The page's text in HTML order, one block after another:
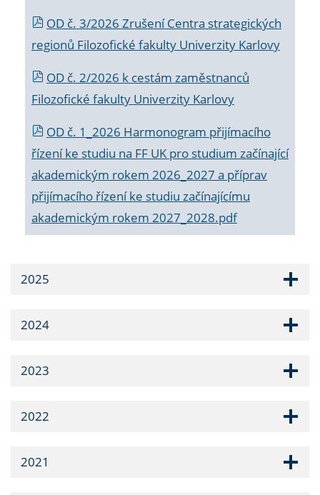
OD č. 3/2026 Zrušení Centra strategických
regionů Filozofické fakulty Univerzity Karlovy
OD č. 2/2026 k cestám zaměstnanců
Filozofické fakulty Univerzity Karlovy
OD č. 1_2026 Harmonogram přijímacího
řízení ke studiu na FF UK pro studium začínající
akademickým rokem 2026_2027 a příprav
přijímacího řízení ke studiu začínajícímu
akademickým rokem 2027_2028.pdf
2025
2024
2023
2022
2021